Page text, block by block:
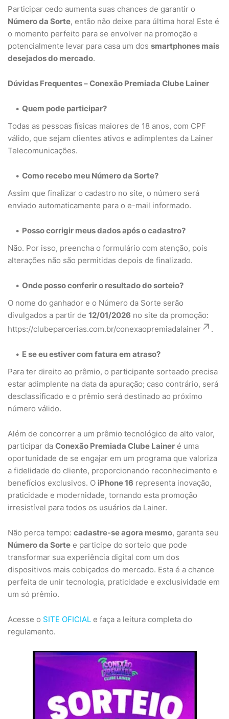
Participar cedo aumenta suas chances de garantir o
Número da Sorte, então não deixe para última hora! Este é
o momento perfeito para se envolver na promoção e
potencialmente levar para casa um dos smartphones mais
desejados do mercado.
Dúvidas Frequentes – Conexão Premiada Clube Lainer
Quem pode participar?
Todas as pessoas físicas maiores de 18 anos, com CPF
válido, que sejam clientes ativos e adimplentes da Lainer
Telecomunicações.
Como recebo meu Número da Sorte?
Assim que finalizar o cadastro no site, o número será
enviado automaticamente para o e-mail informado.
Posso corrigir meus dados após o cadastro?
Não. Por isso, preencha o formulário com atenção, pois
alterações não são permitidas depois de finalizado.
Onde posso conferir o resultado do sorteio?
O nome do ganhador e o Número da Sorte serão
divulgados a partir de 12/01/2026 no site da promoção:
https://clubeparcerias.com.br/conexaopremiadalainer
.
E se eu estiver com fatura em atraso?
Para ter direito ao prêmio, o participante sorteado precisa
estar adimplente na data da apuração; caso contrário, será
desclassificado e o prêmio será destinado ao próximo
número válido.
Além de concorrer a um prêmio tecnológico de alto valor,
participar da Conexão Premiada Clube Lainer é uma
oportunidade de se engajar em um programa que valoriza
a fidelidade do cliente, proporcionando reconhecimento e
benefícios exclusivos. O iPhone 16 representa inovação,
praticidade e modernidade, tornando esta promoção
irresistível para todos os usuários da Lainer.
Não perca tempo: cadastre-se agora mesmo, garanta seu
Número da Sorte e participe do sorteio que pode
transformar sua experiência digital com um dos
dispositivos mais cobiçados do mercado. Esta é a chance
perfeita de unir tecnologia, praticidade e exclusividade em
um só prêmio.
Acesse o SITE OFICIAL e faça a leitura completa do
regulamento.